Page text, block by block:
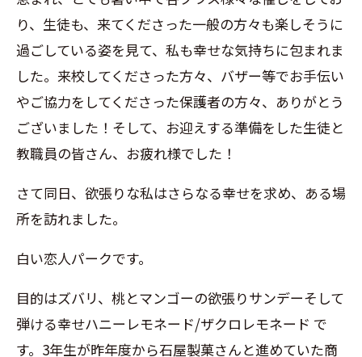
り、生徒も、来てくださった一般の方々も楽しそうに
過ごしている姿を見て、私も幸せな気持ちに包まれま
した。来校してくださった方々、バザー等でお手伝い
やご協力をしてくださった保護者の方々、ありがとう
ございました！そして、お迎えする準備をした生徒と
教職員の皆さん、お疲れ様でした！
さて同日、欲張りな私はさらなる幸せを求め、ある場
所を訪れました。
白い恋人パークです。
目的はズバリ、桃とマンゴーの欲張りサンデーそして
弾ける幸せハニーレモネード/ザクロレモネード で
す。3年生が昨年度から石屋製菓さんと進めていた商